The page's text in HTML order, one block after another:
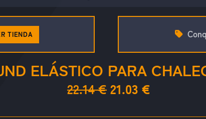
TIENDA
ELÁSTICO PARA
22.14 € 21.03 €